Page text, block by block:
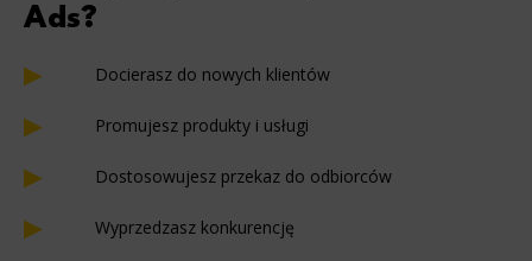
Ads?
Docierasz do nowych klientów
Promujesz produkty i usługi
Dostosowujesz przekaz do odbiorców
Wyprzedzasz konkurencję